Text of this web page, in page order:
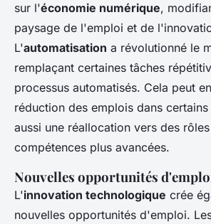
sur l'économie numérique,
paysage de l'emploi et de
L'automatisation a révolutionné le
remplaçant certaines tâches
processus automatisés. Cela peut
réduction des emplois dans
aussi une réallocation vers des
compétences plus avancées.
Nouvelles opportunités
L'innovation technologique crée
nouvelles opportunités d'emploi.